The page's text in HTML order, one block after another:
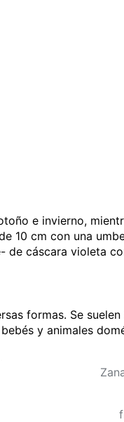
e invierno,
10 cm con una
de cáscara violeta
formas. Se
y animales